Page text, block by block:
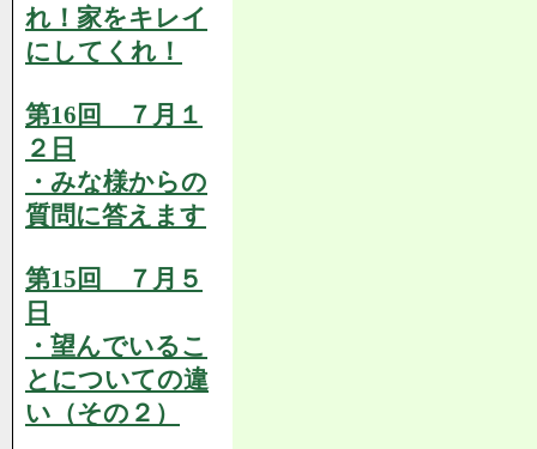
れ！家をキレイ
にしてくれ！
第16回 ７月１
２日
・みな様からの
質問に答えます
第15回 ７月５
日
・望んでいるこ
とについての違
い（その２）